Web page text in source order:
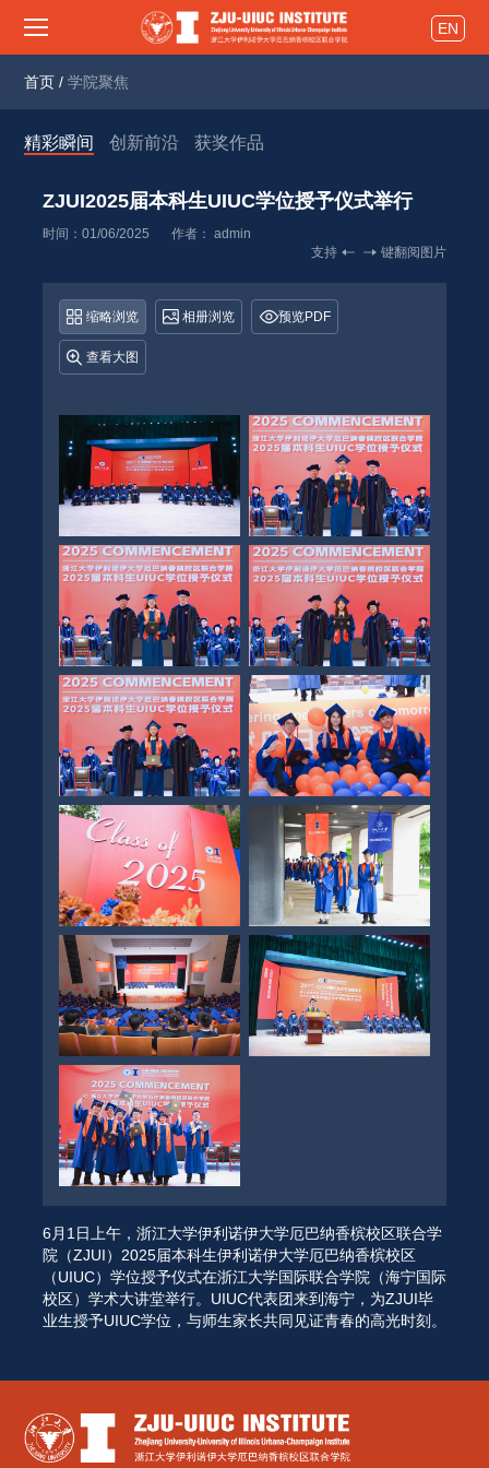
EN
首页 / 学院聚焦
精彩瞬间 创新前沿 获奖作品
ZJUI2025届本科生UIUC学位授予仪式举行
时间：01/06/2025 作者： admin
支持
键翻阅图片
缩略浏览 相册浏览 预览PDF
查看大图
6月1日上午，浙江大学伊利诺伊大学厄巴纳香槟校区联合学
院（ZJUI）2025届本科生伊利诺伊大学厄巴纳香槟校区
（UIUC）学位授予仪式在浙江大学国际联合学院（海宁国际
校区）学术大讲堂举行。UIUC代表团来到海宁，为ZJUI毕
业生授予UIUC学位，与师生家长共同见证青春的高光时刻。